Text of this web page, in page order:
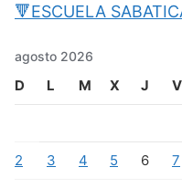
🔻ESCUELA
agosto 2026
D L M X J V
2 3 4 5 6 7